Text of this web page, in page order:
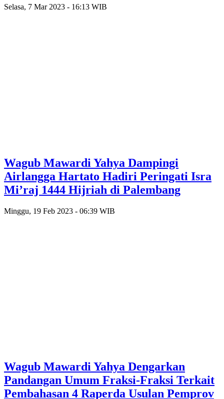
Selasa, 7 Mar 2023 - 16:13 WIB
Wagub Mawardi Yahya Dampingi
Airlangga Hartato Hadiri Peringati Isra
Mi’raj 1444 Hijriah di Palembang
Minggu, 19 Feb 2023 - 06:39 WIB
Wagub Mawardi Yahya Dengarkan
Pandangan Umum Fraksi-Fraksi Terkait
Pembahasan 4 Raperda Usulan Pemprov